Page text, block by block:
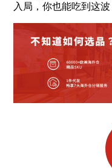
入局，你也能吃到这